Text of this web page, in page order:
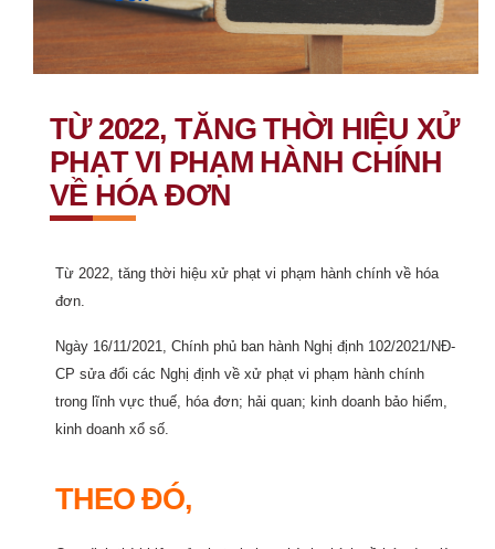
TỪ 2022, TĂNG THỜI HIỆU XỬ
PHẠT VI PHẠM HÀNH CHÍNH
VỀ HÓA ĐƠN
Từ 2022, tăng thời hiệu xử phạt vi phạm hành chính về hóa
đơn.
Ngày 16/11/2021, Chính phủ ban hành Nghị định 102/2021/NĐ-
CP sửa đổi các Nghị định về xử phạt vi phạm hành chính
trong lĩnh vực thuế, hóa đơn; hải quan; kinh doanh bảo hiểm,
kinh doanh xổ số.
THEO ĐÓ,